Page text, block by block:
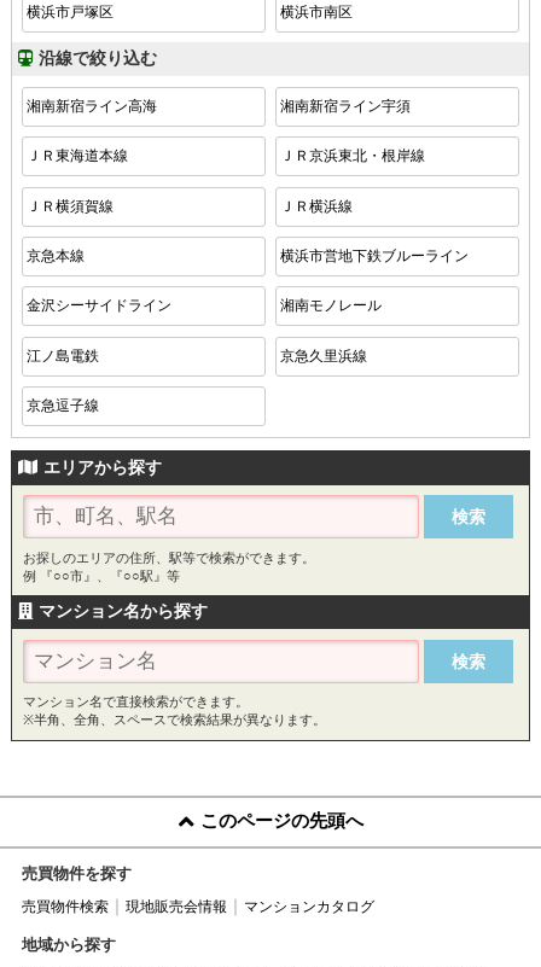
横浜市戸塚区 横浜市南区
沿線で絞り込む
湘南新宿ライン高海 湘南新宿ライン宇須
ＪＲ東海道本線 ＪＲ京浜東北・根岸線
ＪＲ横須賀線 ＪＲ横浜線
京急本線 横浜市営地下鉄ブルーライン
金沢シーサイドライン 湘南モノレール
江ノ島電鉄 京急久里浜線
京急逗子線
エリアから探す
お探しのエリアの住所、駅等で検索ができます。
例 『○○市』、『○○駅』等
マンション名から探す
マンション名で直接検索ができます。
※半角、全角、スペースで検索結果が異なります。
このページの先頭へ
売買物件を探す
売買物件検索 現地販売会情報 マンションカタログ
地域から探す